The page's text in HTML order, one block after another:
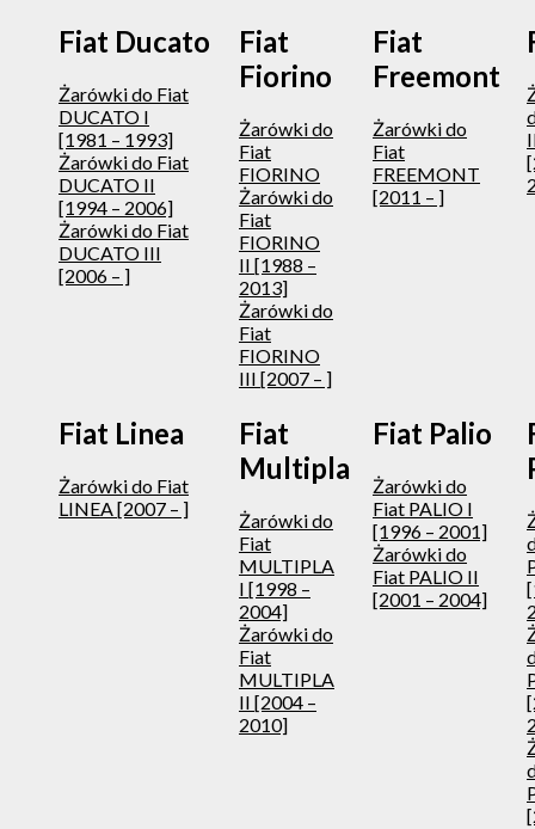
Fiat Ducato
Żarówki do Fiat
DUCATO I
[1981 – 1993]
Żarówki do Fiat
DUCATO II
[1994 – 2006]
Żarówki do Fiat
DUCATO III
[2006 – ]
Fiat
Fiorino
Żarówki do
Fiat
FIORINO
Żarówki do
Fiat
FIORINO
II [1988 –
2013]
Żarówki do
Fiat
FIORINO
III [2007 – ]
Fiat
Freemont
Żarówki do
Fiat
FREEMONT
[2011 – ]
Fiat Linea
Żarówki do Fiat
LINEA [2007 – ]
Fiat
Multipla
Żarówki do
Fiat
MULTIPLA
I [1998 –
2004]
Żarówki do
Fiat
MULTIPLA
II [2004 –
2010]
Fiat Palio
Żarówki do
Fiat PALIO I
[1996 – 2001]
Żarówki do
Fiat PALIO II
[2001 – 2004]